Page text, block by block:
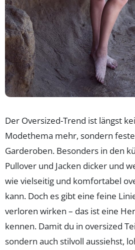
Der Oversized-Trend ist längst
Modethema mehr, sondern
Garderoben. Besonders in den
Pullover und Jacken dicker und
wie vielseitig und komfortabel
kann. Doch es gibt eine feine
verloren wirken – das ist eine
kennen. Damit du in oversized
sondern auch stilvoll aussiehst,